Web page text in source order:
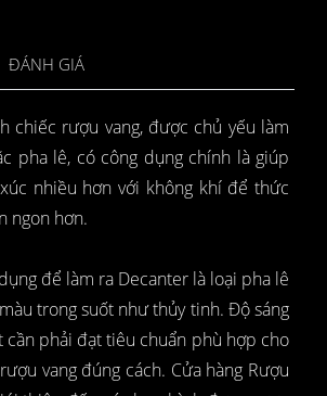
ĐÁNH GIÁ
chiếc rượu vang, được chủ yếu làm
pha lê, có công dụng chính là giúp
nhiều hơn với không khí để thức
ngon hơn.
để làm ra Decanter là loại pha lê
trong suốt như thủy tinh. Độ sáng
cần phải đạt tiêu chuẩn phù hợp cho
vang đúng cách. Cửa hàng Rượu